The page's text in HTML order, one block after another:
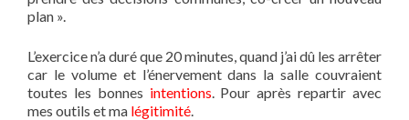
plan ».
L’exercice n’a duré que 20 minutes, quand j’ai dû les arrêter
car le volume et l’énervement dans la salle couvraient
toutes les bonnes intentions. Pour après repartir avec
mes outils et ma légitimité.